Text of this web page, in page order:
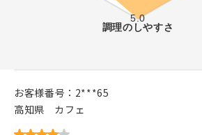
お客様番号： 2***65
高知県
カフェ